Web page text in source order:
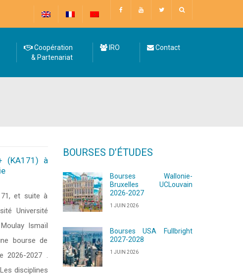
Coopération
& Partenariat
IRO Contact
(KA171) à
et suite à
Université
Ismaïl
bourse de
2026-2027 .
disciplines
BOURSES D’ÉTUDES
Bourses Wallonie-
Bruxelles UCLouvain
2026-2027
1 JUIN 2026
Bourses USA Fullbright
2027-2028
1 JUIN 2026